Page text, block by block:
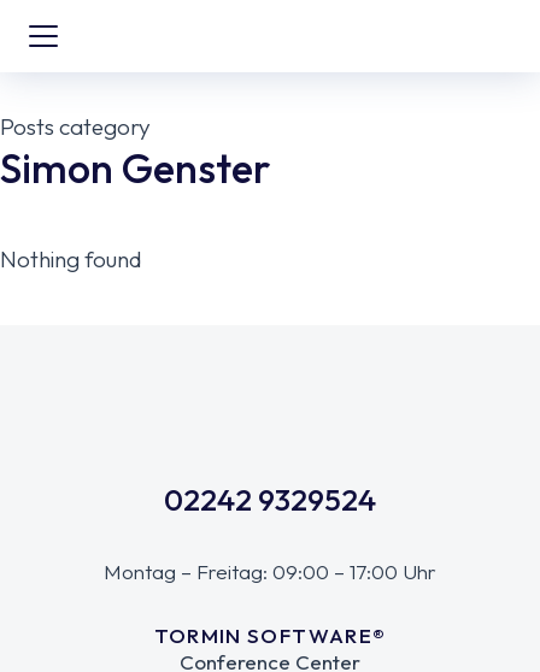
Posts category
Simon Genster
Nothing found
02242 9329524
Montag – Freitag: 09:00 – 17:00 Uhr
TORMIN SOFTWARE®
Conference Center